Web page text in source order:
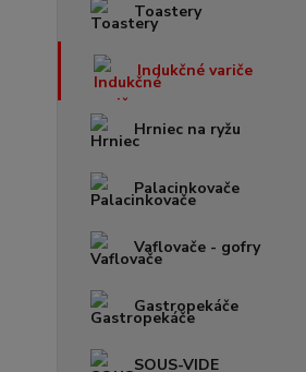
Toastery
Indukčné variče
Hrniec na ryžu
Palacinkovače
Vaflovače - gofry
Gastropekáče
SOUS-VIDE